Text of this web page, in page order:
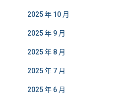
2025 年 10 月
2025 年 9 月
2025 年 8 月
2025 年 7 月
2025 年 6 月